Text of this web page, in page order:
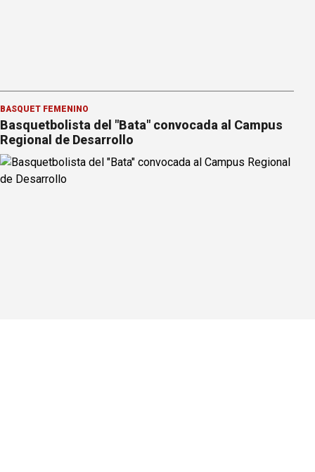
BÁSQUET FEMENINO
Basquetbolista del "Bata" convocada al Campus
Regional de Desarrollo